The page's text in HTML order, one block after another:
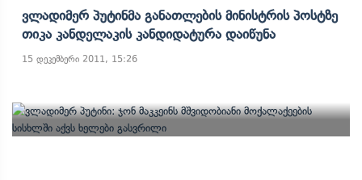
Ვლადიმერ Პუტინმა Განათლების Მინისტრის Პოსტზე
Თიკა Კანდელაკის Კანდიდატურა Დაიწუნა
15 დეკემბერი 2011, 15:26